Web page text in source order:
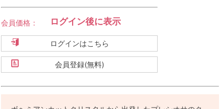
会員価格： ログイン後に表示
ログインはこちら
会員登録(無料)